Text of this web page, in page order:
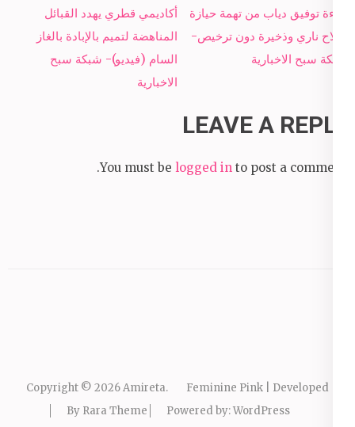
Post
navigation
أكاديمي قطري يهدد القبائل
المناهضة لتميم بالإبادة بالغاز
السام (فيديو)- شبكة سبح
الاخبارية
براءة توفيق دياب من تهمة حيازة
سلاح ناري وذخيرة دون ترخيص-
شبكة سبح الاخبارية
LEAVE A REPLY
You must be logged in to post a comment.
Copyright © 2026Amireta.
Feminine Pink | Developed
By Rara Theme Powered by:WordPress